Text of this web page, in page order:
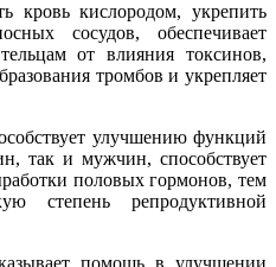
кровь кислородом, укрепить
сосудов, обеспечивает
от влияния токсинов,
тромбов и укрепляет
улучшению функций
так и мужчин, способствует
половых гормонов, тем
степень репродуктивной